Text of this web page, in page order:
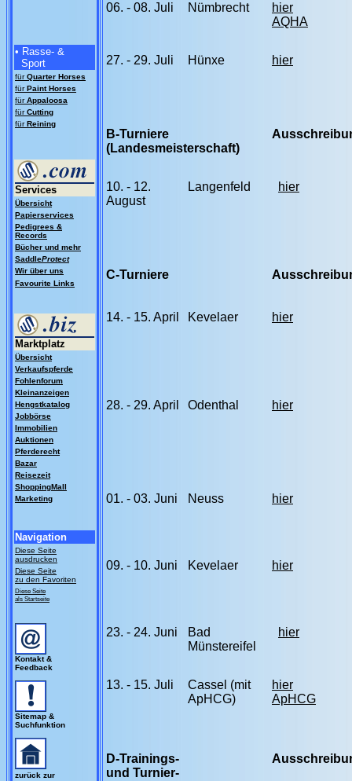
• Rasse- &
Sport
fürQuarter Horses
fürPaint Horses
fürAppaloosa
fürCutting
fürReining
Services
Übersicht
Papierservices
Pedigrees &
Records
Bücher und mehr
SaddleProtect
Wir über uns
Favourite Links
Marktplatz
Übersicht
Verkaufspferde
Fohlenforum
Kleinanzeigen
Hengstkatalog
Jobbörse
Immobilien
Auktionen
Pferderecht
Bazar
Reisezeit
ShoppingMall
Marketing
Navigation
Diese Seite
ausdrucken
Diese Seite
zu den Favoriten
Diese Seite
als Startseite
Kontakt &
Feedback
Sitemap &
Suchfunktion
zurück zur
06. - 08. Juli Nümbrecht
hier
AQHA
27. - 29. Juli Hünxe hier
B-Turniere
(Landesmeisterschaft)
10. - 12.
August
Langenfeld hier
C-Turniere
14. - 15. April Kevelaer hier
28. - 29. April Odenthal hier
01. - 03. Juni Neuss hier
09. - 10. Juni Kevelaer hier
23. - 24. Juni
Bad
Münstereifel
hier
13. - 15. Juli
Cassel (mit
ApHCG)
hier
ApHCG
D-Trainings-
und Turnier-